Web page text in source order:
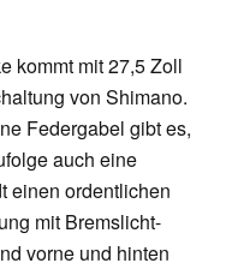
kommt mit 27,5 Zoll
von Shimano.
Federgabel gibt es,
auch eine
einen ordentlichen
mit Bremslicht-
vorne und hinten